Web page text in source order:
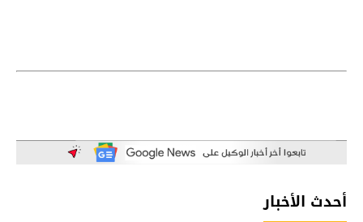
أحدث الأخبار